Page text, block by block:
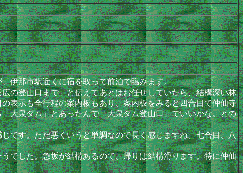
伊那市駅近くに宿を取って前泊で臨みます。
の登山口まで」と伝えてあとはお任せしていたら、結構深い林
表示も全行程の案内板もあり、案内板をみると四合目で仲仙寺
大泉ダム」とあったんで「大泉ダム登山口」でいいかな。との
です。ただ悪くいうと単調なので長く感じますね。七合目、八
でした。急坂が結構あるので、帰りは結構滑ります。特に仲仙